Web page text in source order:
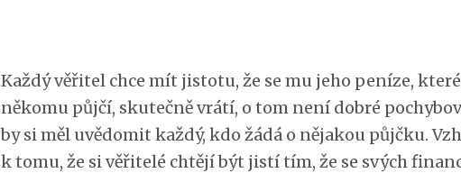
Každý věřitel chce mít jistotu, že se mu jeho peníze, které
někomu půjčí, skutečně vrátí, o tom není dobré
by si měl uvědomit každý, kdo žádá o nějakou půjčku.
k tomu, že si věřitelé chtějí být jistí tím, že se svých